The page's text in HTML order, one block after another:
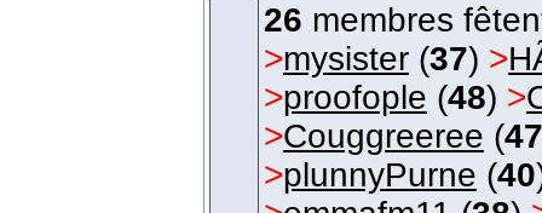
26 membres
>mysister (37) >
>proofople (48) >
>Couggreeree (47
>plunnyPurne (40